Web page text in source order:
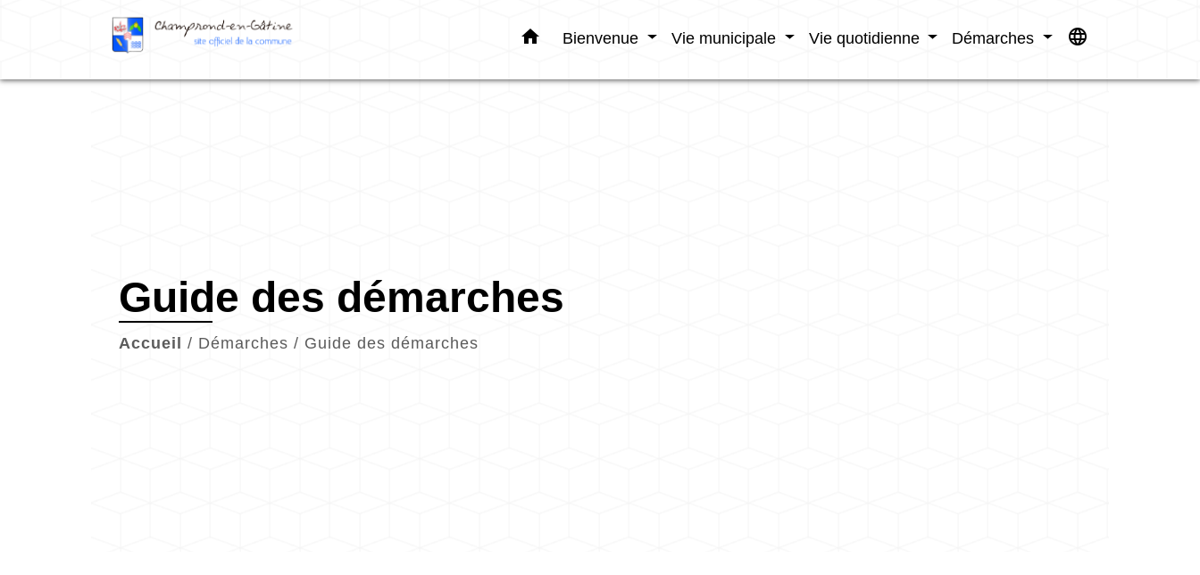
home Bienvenue Vie municipale Vie quotidienne Démarches language
Guide des démarches
Accueil / Démarches / Guide des démarches